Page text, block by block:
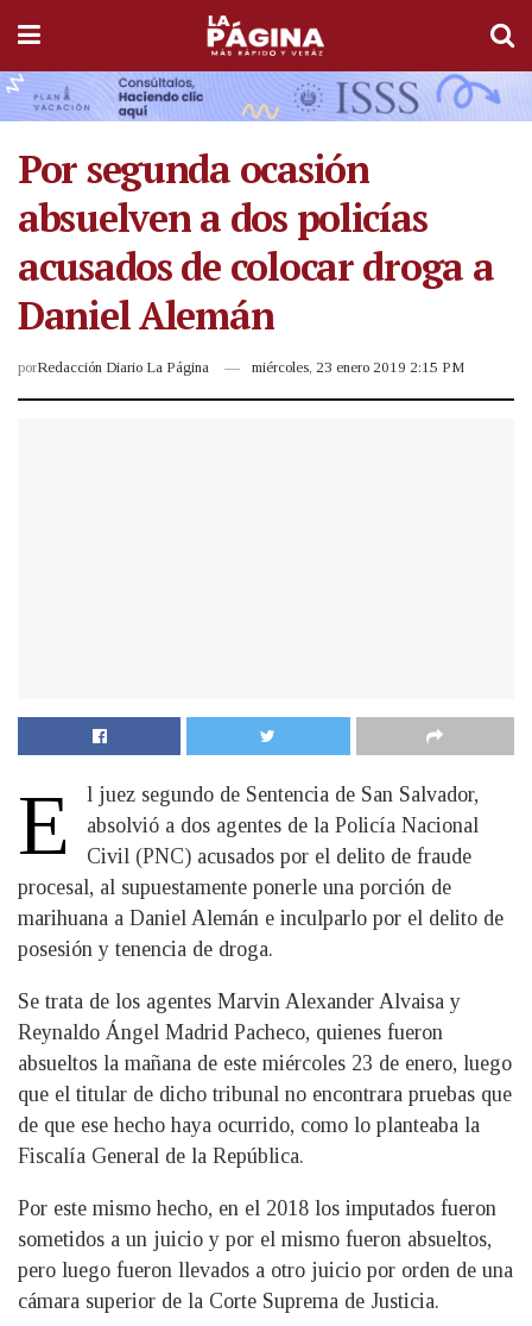
Por segunda ocasión
absuelven a dos policías
acusados de colocar droga a
Daniel Alemán
porRedacción Diario La Página miércoles, 23 enero 2019 2:15 PM
E
l juez segundo de Sentencia de San Salvador,
absolvió a dos agentes de la Policía Nacional
Civil (PNC) acusados por el delito de fraude
procesal, al supuestamente ponerle una porción de
marihuana a Daniel Alemán e inculparlo por el delito de
posesión y tenencia de droga.
Se trata de los agentes Marvin Alexander Alvaisa y
Reynaldo Ángel Madrid Pacheco, quienes fueron
absueltos la mañana de este miércoles 23 de enero, luego
que el titular de dicho tribunal no encontrara pruebas que
de que ese hecho haya ocurrido, como lo planteaba la
Fiscalía General de la República.
Por este mismo hecho, en el 2018 los imputados fueron
sometidos a un juicio y por el mismo fueron absueltos,
pero luego fueron llevados a otro juicio por orden de una
cámara superior de la Corte Suprema de Justicia.